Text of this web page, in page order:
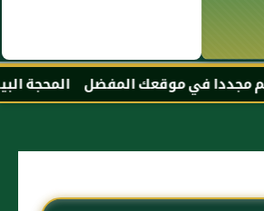
المحجة البيضاء موقع الحبر